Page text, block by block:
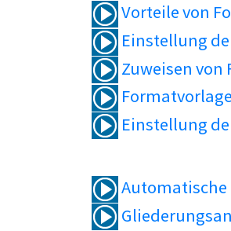
Vorteile von
Einstellung
Zuweisen
Einstellung
Automatische